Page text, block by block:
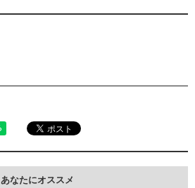
あなたにオススメ